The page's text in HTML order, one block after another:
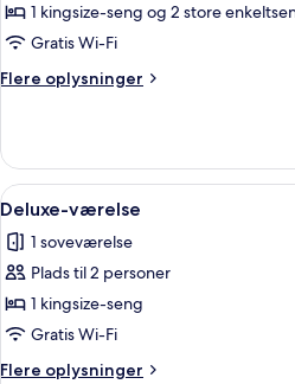
1 kingsize-seng og 2 store
Gratis Wi-Fi
Flere oplysninger
Flere
villa
Indlæs
alle
billeder
af
Deluxe-
værelse
10
Deluxe-værelse
1 soveværelse
Plads til 2 personer
1 kingsize-seng
Gratis Wi-Fi
Flere oplysninger
Flere